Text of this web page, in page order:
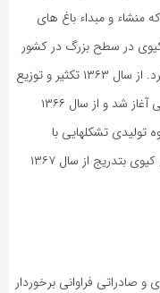
Monty وهمچنین دو پایه نر Tomuti, Matua که منشاء و مبداء باغ های
باشند. از سال ۱۳۶۰ پرورش کیوی در سطح بزرگ در کشور
آغاز گردید و توسعه کشت آن همچنان ادامه دارد. از سال ۱۳۶۳ تکثیر و توزیع
نهال کیوی بین متقاضیان توسط بخش خصوصی آغاز شد و از سال ۱۳۶۶
تشکلهایی با
عضویت باغداران کیوی تشکیل گردید. محصول کیوی بتدریج از سال ۱۳۶۷
صادراتی فراوانی برخوردار